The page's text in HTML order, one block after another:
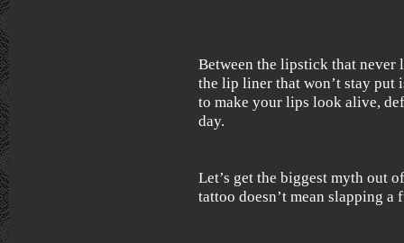
Between the lipstick that never
the lip liner that won’t stay put
to make your lips look alive,
day.
Let’s get the biggest myth out
tattoo doesn’t mean slapping